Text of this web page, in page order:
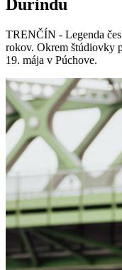
Ďurindu
TRENČÍN - Legenda
rokov. Okrem štúdiovky
19. mája v Púchove.